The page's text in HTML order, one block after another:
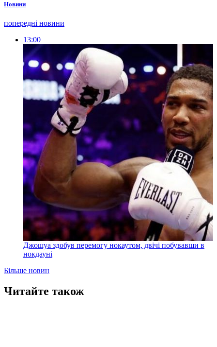
Новини
попередні новини
13:00
Джошуа здобув перемогу нокаутом, двічі побувавши в
нокдауні
Більше новин
Читайте також